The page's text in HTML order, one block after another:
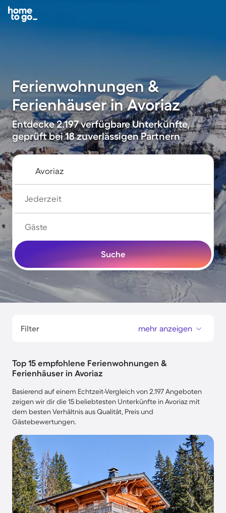
Ferienwohnungen &
Ferienhäuser in Avoriaz
Entdecke 2.197 verfügbare Unterkünfte,
geprüft bei 18 zuverlässigen Partnern
Jederzeit
Gäste
Suche
Filter mehr anzeigen
Top 15 empfohlene Ferienwohnungen &
Ferienhäuser in Avoriaz
Basierend auf einem Echtzeit-Vergleich von 2.197 Angeboten
zeigen wir dir die 15 beliebtesten Unterkünfte in Avoriaz mit
dem besten Verhältnis aus Qualität, Preis und
Gästebewertungen.